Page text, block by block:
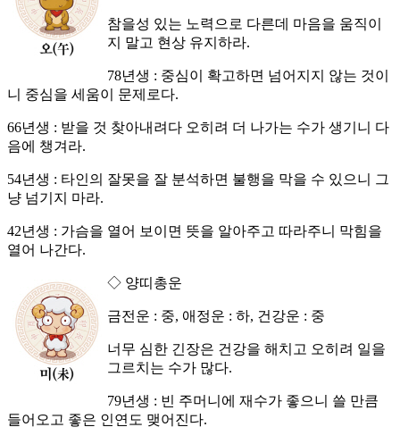
참을성 있는 노력으로 다른데 마음을 움직이
지 말고 현상 유지하라.
78년생 : 중심이 확고하면 넘어지지 않는 것이
니 중심을 세움이 문제로다.
66년생 : 받을 것 찾아내려다 오히려 더 나가는 수가 생기니 다
음에 챙겨라.
54년생 : 타인의 잘못을 잘 분석하면 불행을 막을 수 있으니 그
냥 넘기지 마라.
42년생 : 가슴을 열어 보이면 뜻을 알아주고 따라주니 막힘을
열어 나간다.
◇ 양띠총운
금전운 : 중, 애정운 : 하, 건강운 : 중
너무 심한 긴장은 건강을 해치고 오히려 일을
그르치는 수가 많다.
79년생 : 빈 주머니에 재수가 좋으니 쓸 만큼
들어오고 좋은 인연도 맺어진다.